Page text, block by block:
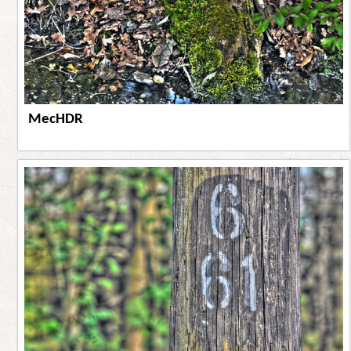
MecHDR